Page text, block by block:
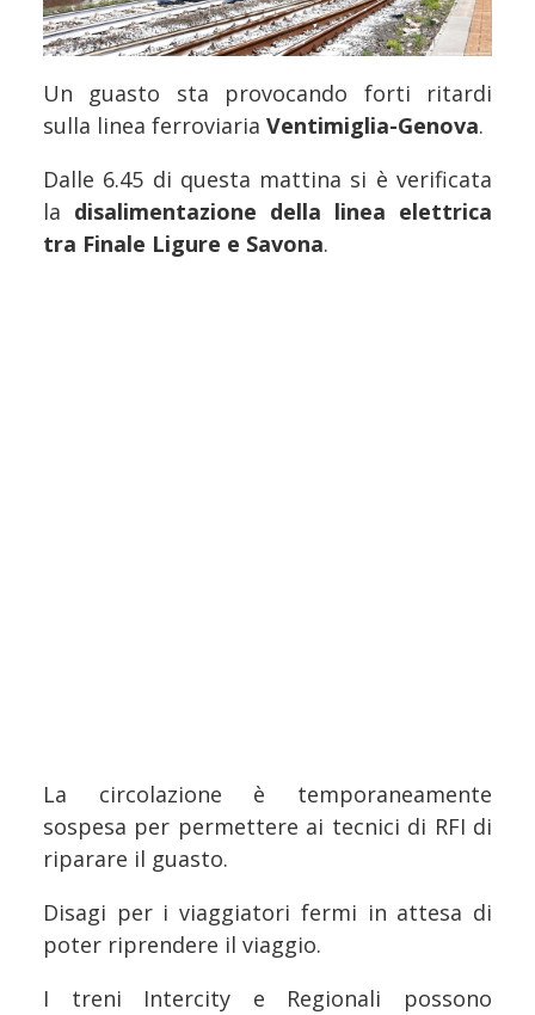
Un guasto sta provocando forti ritardi
sulla linea ferroviaria Ventimiglia-Genova.
Dalle 6.45 di questa mattina si è verificata
la disalimentazione della linea elettrica
tra Finale Ligure e Savona.
La circolazione è temporaneamente
sospesa per permettere ai tecnici di RFI di
riparare il guasto.
Disagi per i viaggiatori fermi in attesa di
poter riprendere il viaggio.
I treni Intercity e Regionali possono